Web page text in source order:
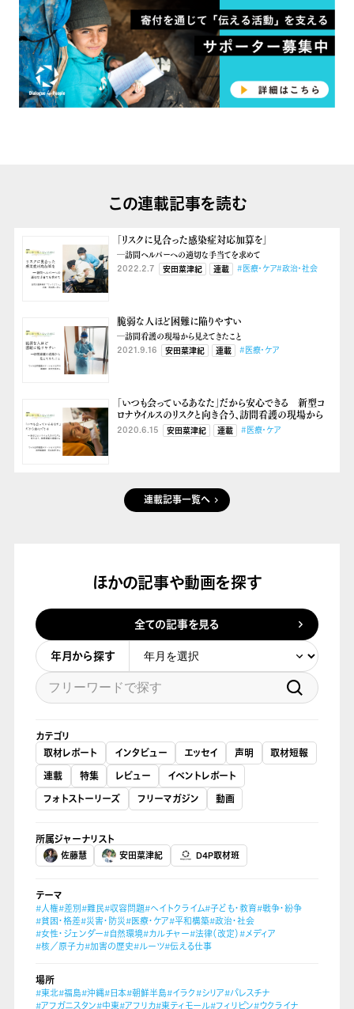
この連載記事を読む
「リスクに見合った感染症対応加算を」
―訪問ヘルパーへの適切な手当てを求めて
2022.2.7 安田菜津紀 連載 #医療・ケア#政治・社会
脆弱な人ほど困難に陥りやすい
―訪問看護の現場から見えてきたこと
2021.9.16 安田菜津紀 連載 #医療・ケア
「いつも会っているあなた」だから安心できる 新型コ
ロナウイルスのリスクと向き合う、訪問看護の現場から
2020.6.15 安田菜津紀 連載 #医療・ケア
連載記事一覧へ
ほかの記事や動画を探す
全ての記事を見る
年月から探す
カテゴリ
取材レポート
インタビュー エッセイ 声明
取材短報
連載
特集 レビュー
イベントレポート
フォトストーリーズ
フリーマガジン 動画
所属ジャーナリスト
佐藤慧 安田菜津紀 D4P取材班
テーマ
#人権#差別#難民#収容問題#ヘイトクライム#子ども・教育#戦争・紛争
#貧困・格差#災害・防災#医療・ケア#平和構築#政治・社会
#女性・ジェンダー#自然環境#カルチャー#法律（改定）#メディア
#核／原子力#加害の歴史#ルーツ#伝える仕事
場所
#東北#福島#沖縄#日本#朝鮮半島#イラク#シリア#パレスチナ
#アフガニスタン#中東#アフリカ#東ティモール#フィリピン#ウクライナ